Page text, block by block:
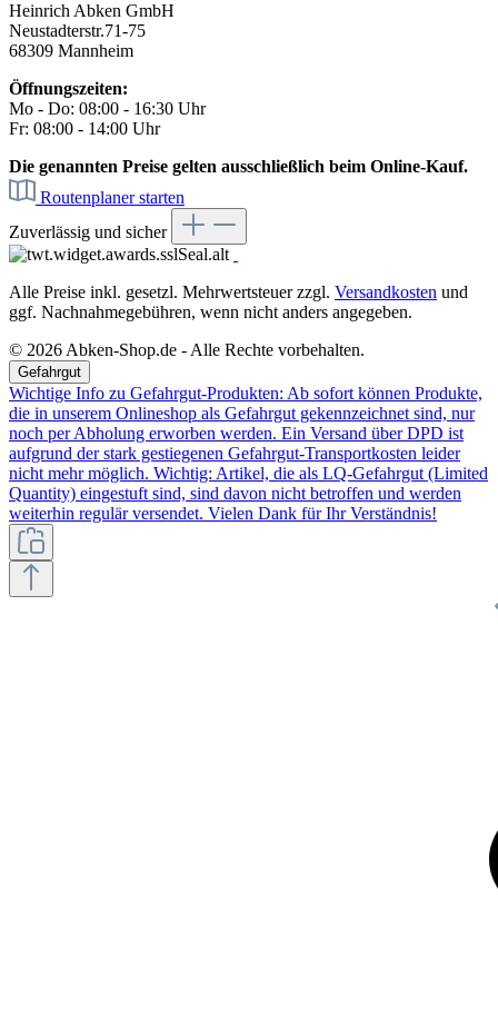
Heinrich Abken GmbH
Neustadterstr.71-75
68309 Mannheim
Öffnungszeiten:
Mo - Do: 08:00 - 16:30 Uhr
Fr: 08:00 - 14:00 Uhr
Die genannten Preise gelten ausschließlich beim Online-Kauf.
Routenplaner starten
Zuverlässig und sicher
Alle Preise inkl. gesetzl. Mehrwertsteuer zzgl. Versandkosten und
ggf. Nachnahmegebühren, wenn nicht anders angegeben.
© 2026 Abken-Shop.de - Alle Rechte vorbehalten.
Gefahrgut
Wichtige Info zu Gefahrgut-Produkten: Ab sofort können Produkte,
die in unserem Onlineshop als Gefahrgut gekennzeichnet sind, nur
noch per Abholung erworben werden. Ein Versand über DPD ist
aufgrund der stark gestiegenen Gefahrgut-Transportkosten leider
nicht mehr möglich. Wichtig: Artikel, die als LQ-Gefahrgut (Limited
Quantity) eingestuft sind, sind davon nicht betroffen und werden
weiterhin regulär versendet. Vielen Dank für Ihr Verständnis!